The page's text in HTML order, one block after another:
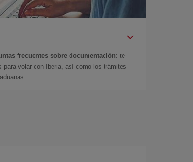
frecuentes sobre documentación: te
volar con Iberia, así como los trámites